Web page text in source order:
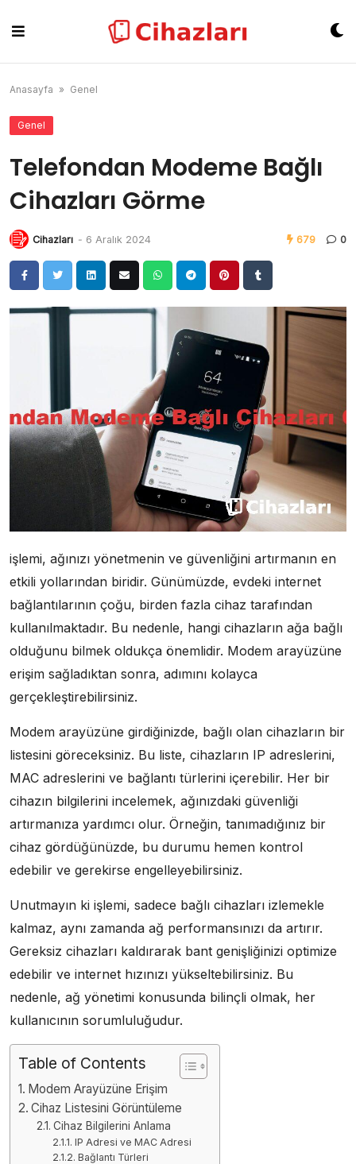
content
Anasayfa » Genel
Genel
Telefondan Modeme Bağlı
Cihazları Görme
Cihazları - 6 Aralık 2024 679 0
işlemi, ağınızı yönetmenin ve güvenliğini artırmanın en
etkili yollarından biridir. Günümüzde, evdeki internet
bağlantılarının çoğu, birden fazla cihaz tarafından
kullanılmaktadır. Bu nedenle, hangi cihazların ağa bağlı
olduğunu bilmek oldukça önemlidir. Modem arayüzüne
erişim sağladıktan sonra, adımını kolayca
gerçekleştirebilirsiniz.
Modem arayüzüne girdiğinizde, bağlı olan cihazların bir
listesini göreceksiniz. Bu liste, cihazların IP adreslerini,
MAC adreslerini ve bağlantı türlerini içerebilir. Her bir
cihazın bilgilerini incelemek, ağınızdaki güvenliği
artırmanıza yardımcı olur. Örneğin, tanımadığınız bir
cihaz gördüğünüzde, bu durumu hemen kontrol
edebilir ve gerekirse engelleyebilirsiniz.
Unutmayın ki işlemi, sadece bağlı cihazları izlemekle
kalmaz, aynı zamanda ağ performansınızı da artırır.
Gereksiz cihazları kaldırarak bant genişliğinizi optimize
edebilir ve internet hızınızı yükseltebilirsiniz. Bu
nedenle, ağ yönetimi konusunda bilinçli olmak, her
kullanıcının sorumluluğudur.
Table of Contents
Modem Arayüzüne Erişim
Cihaz Listesini Görüntüleme
Cihaz Bilgilerini Anlama
IP Adresi ve MAC Adresi
Bağlantı Türleri